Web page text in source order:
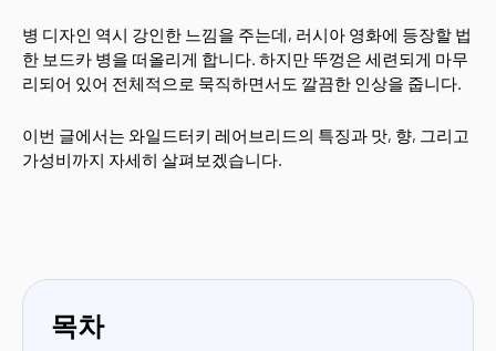
병 디자인 역시 강인한 느낌을 주는데, 러시아 영화에 등장할 법
한 보드카 병을 떠올리게 합니다. 하지만 뚜껑은 세련되게 마무
리되어 있어 전체적으로 묵직하면서도 깔끔한 인상을 줍니다.
이번 글에서는 와일드터키 레어브리드의 특징과 맛, 향, 그리고
가성비까지 자세히 살펴보겠습니다.
목차